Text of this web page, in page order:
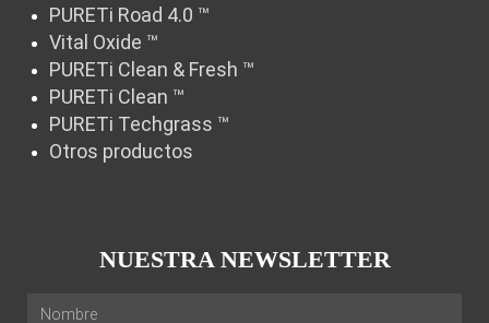
PURETi Road 4.0 ™
Vital Oxide ™
PURETi Clean & Fresh ™
PURETi Clean ™
PURETi Techgrass ™
Otros productos
NUESTRA NEWSLETTER